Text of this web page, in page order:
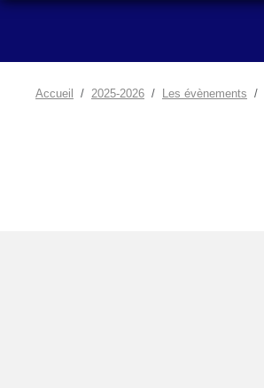
Accueil 2025-2026 Les évènements